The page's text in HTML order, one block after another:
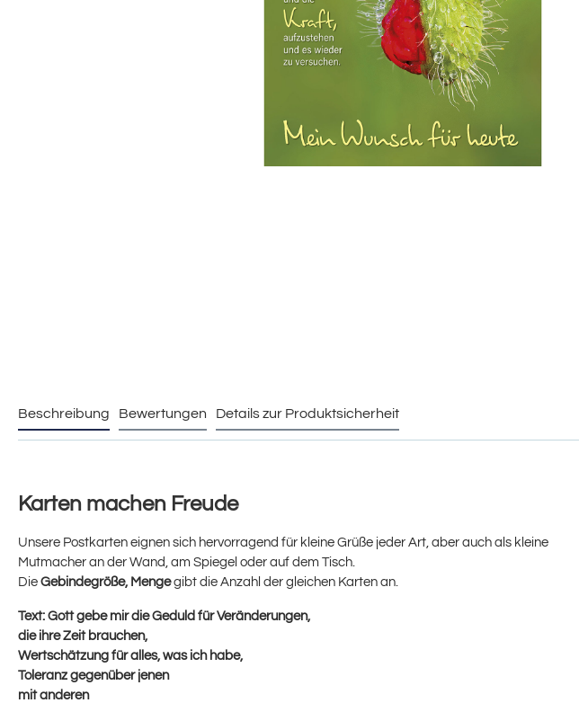
Beschreibung Bewertungen Details zur Produktsicherheit
Karten machen Freude
Unsere Postkarten eignen sich hervorragend für kleine Grüße jeder Art, aber auch als kleine
Mutmacher an der Wand, am Spiegel oder auf dem Tisch.
Die Gebindegröße, Mengegibt die Anzahl der gleichen Karten an.
Text: Gott gebe mir die Geduld für Veränderungen,
die ihre Zeit brauchen,
Wertschätzung für alles, was ich habe,
Toleranz gegenüber jenen
mit anderen